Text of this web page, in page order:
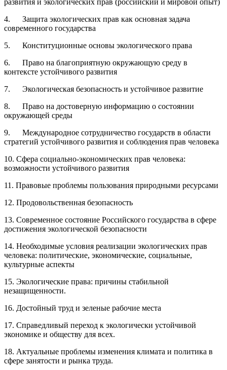
4. Защита экологических прав как основная задача
современного государства
5. Конституционные основы экологического права
6. Право на благоприятную окружающую среду в
контексте устойчивого развития
7. Экологическая безопасность и устойчивое развитие
8. Право на достоверную информацию о состоянии
окружающей среды
9. Международное сотрудничество государств в области
стратегий устойчивого развития и соблюдения прав человека
10. Сфера социально-экономических прав человека:
возможности устойчивого развития
11. Правовые проблемы пользования природными ресурсами
12. Продовольственная безопасность
13. Современное состояние Российского государства в сфере
достижения экологической безопасности
14. Необходимые условия реализации экологических прав
человека: политические, экономические, социальные,
культурные аспекты
15. Экологические права: причины стабильной
незащищенности.
16. Достойный труд и зеленые рабочие места
17. Справедливый переход к экологически устойчивой
экономике и обществу для всех.
18. Актуальные проблемы изменения климата и политика в
сфере занятости и рынка труда.